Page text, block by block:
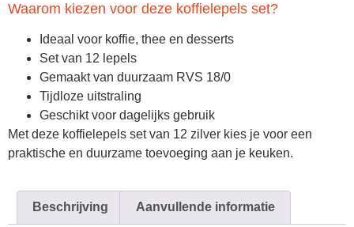
Waarom kiezen voor deze koffielepels set?
Ideaal voor koffie, thee en desserts
Set van 12 lepels
Gemaakt van duurzaam RVS 18/0
Tijdloze uitstraling
Geschikt voor dagelijks gebruik
Met deze koffielepels set van 12 zilver kies je voor een
praktische en duurzame toevoeging aan je keuken.
Beschrijving Aanvullende informatie